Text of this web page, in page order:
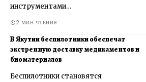
инструментами…
2 МИН ЧТЕНИЯ
В Якутии беспилотники обеспечат
экстренную доставку медикаментов и
биоматериалов
Беспилотники становятся